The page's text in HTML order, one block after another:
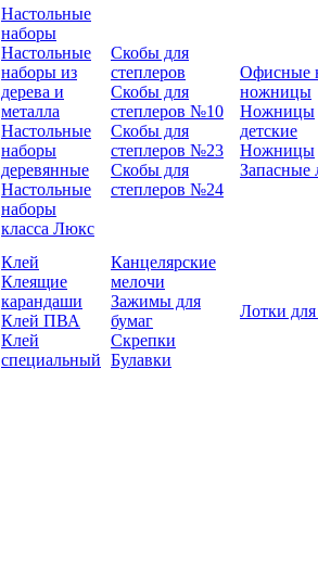
Настольные
наборы
Настольные
наборы из
дерева и
металла
Настольные
наборы
деревянные
Настольные
наборы
класса Люкс
Скобы для
степлеров
Скобы для
степлеров №10
Скобы для
степлеров №23
Скобы для
степлеров №24
Офисные
ножницы
Ножницы
детские
Ножницы
Запасные
Клей
Клеящие
карандаши
Клей ПВА
Клей
специальный
Канцелярские
мелочи
Зажимы для
бумаг
Скрепки
Булавки
Лотки